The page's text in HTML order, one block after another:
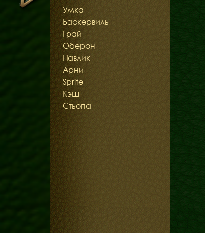
Умка
Баскервиль
Грай
Оберон
Павлик
Арни
Sprite
Кэш
Стьопа